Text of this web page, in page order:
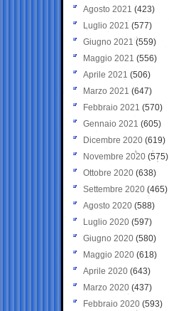
Agosto 2021 (423)
Luglio 2021 (577)
Giugno 2021(559)
Maggio 2021 (556)
Aprile 2021 (506)
Marzo 2021 (647)
Febbraio 2021 (570)
Gennaio 2021 (605)
Dicembre 2020 (619)
Novembre 2020 (575)
Ottobre 2020 (638)
Settembre 2020(465)
Agosto 2020 (588)
Luglio 2020 (597)
Giugno 2020 (580)
Maggio 2020 (618)
Aprile 2020 (643)
Marzo 2020 (437)
Febbraio 2020 (593)